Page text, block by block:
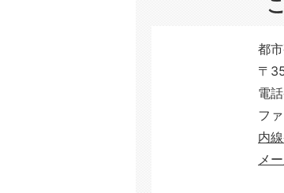
都
〒
電
フ
内
メ